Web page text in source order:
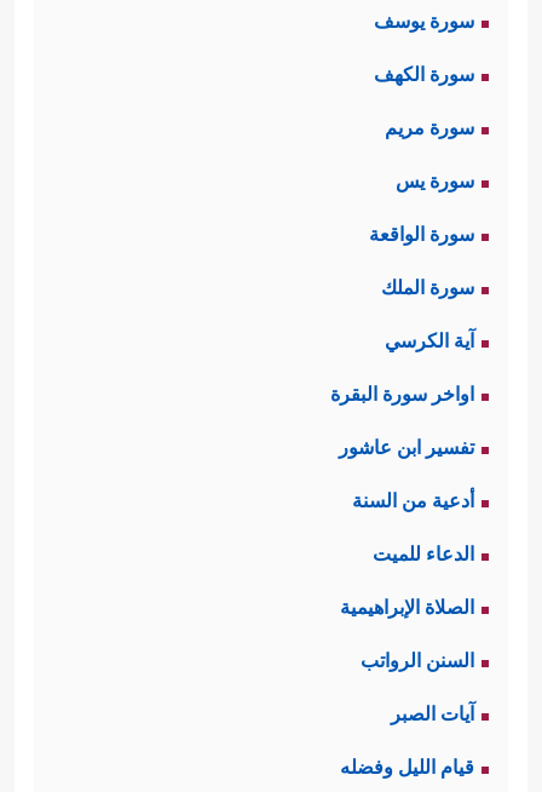
سورة يوسف
سورة الكهف
سورة مريم
سورة يس
سورة الواقعة
سورة الملك
آية الكرسي
اواخر سورة البقرة
تفسير ابن عاشور
أدعية من السنة
الدعاء للميت
الصلاة الإبراهيمية
السنن الرواتب
آيات الصبر
قيام الليل وفضله